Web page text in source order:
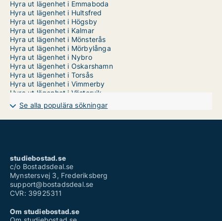
Hyra ut lägenhet i Emmaboda
Hyra ut lägenhet i Hultsfred
Hyra ut lägenhet i Högsby
Hyra ut lägenhet i Kalmar
Hyra ut lägenhet i Mönsterås
Hyra ut lägenhet i Mörbylånga
Hyra ut lägenhet i Nybro
Hyra ut lägenhet i Oskarshamn
Hyra ut lägenhet i Torsås
Hyra ut lägenhet i Vimmerby
Hyra ut lägenhet i Västervik
Se alla populära sökningar
studiebostad.se
c/o Bostadsdeal.se
Mynstersvej 3, Frederiksberg
support@bostadsdeal.se
CVR: 39925311
Om studiebostad.se